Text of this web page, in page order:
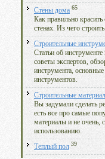
Стены дома 65
Как правильно
стенах. Из чего
Строительные
Статьи об
советы экспертов,
инструмента, основные
инструментов.
Строительные
Вы задумали сделать
есть все про самые
материалы и не очень,
использованию.
Теплый пол 39